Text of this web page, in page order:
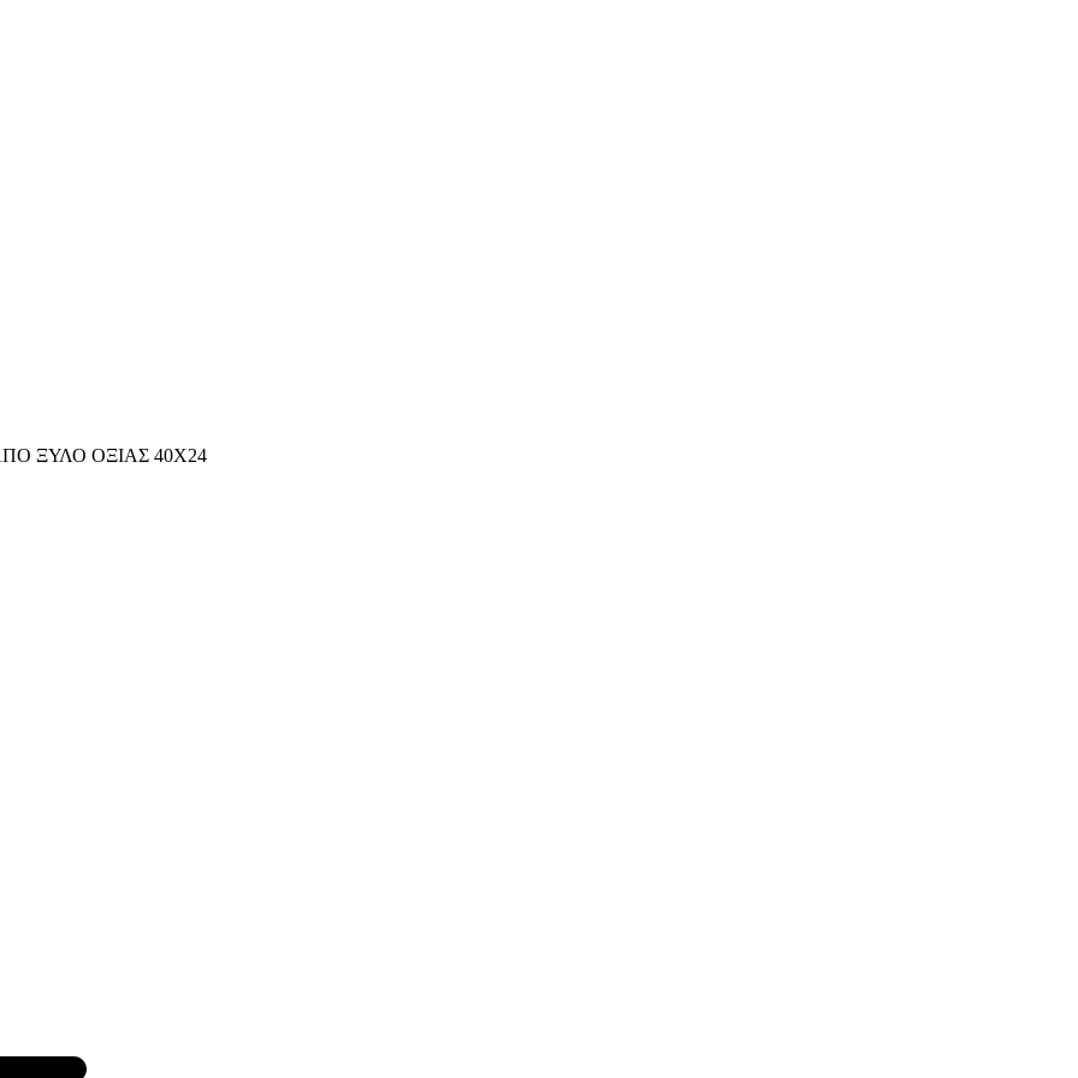
ΞΥΛΟ ΟΞΙΑΣ 40Χ24